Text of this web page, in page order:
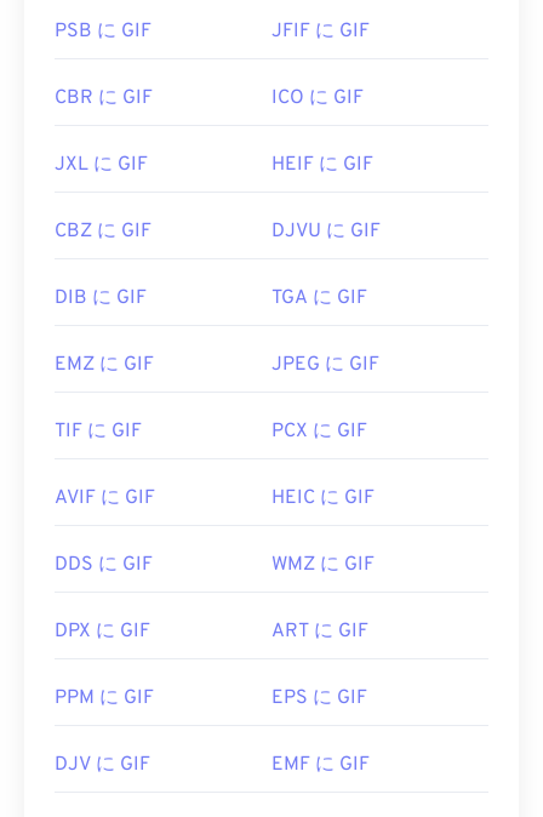
PSB に GIF JFIF に GIF
CBR に GIF ICO に GIF
JXL に GIF HEIF に GIF
CBZ に GIF DJVU に GIF
DIB に GIF TGA に GIF
EMZ に GIF JPEG に GIF
TIF に GIF PCX に GIF
AVIF に GIF HEIC に GIF
DDS に GIF WMZ に GIF
DPX に GIF ART に GIF
PPM に GIF EPS に GIF
DJV に GIF EMF に GIF